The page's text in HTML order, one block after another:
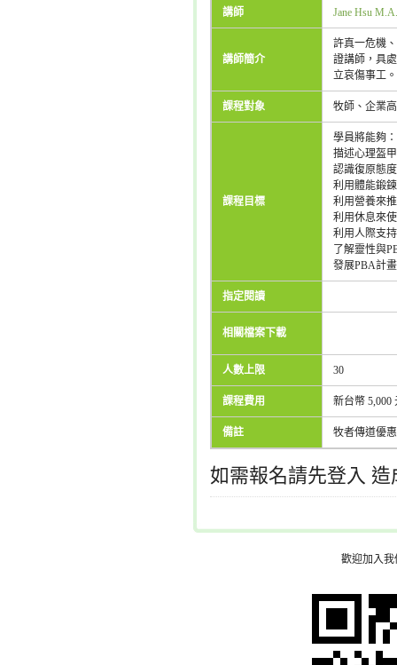
講師 Jane Hsu M.A.
講師簡介
許真一危機
證講師，具
立哀傷事工。
課程對象 牧師、企業
課程目標
學員將能夠：
描述心理盔
認識復原態度
利用體能鍛
利用營養來
利用休息來
利用人際支持
了解靈性與
發展PBA計畫
指定閱讀
相關檔案下載
人數上限 30
課程費用 新台幣 5,000
備註 牧者傳道優
如需報名請先登入
歡迎加入